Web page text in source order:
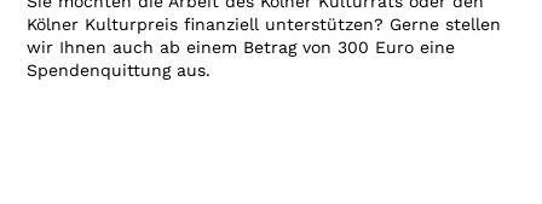
Kölner Kulturpreis finanziell unterstützen? Gerne stellen
wir Ihnen auch ab einem Betrag von 300 Euro eine
Spendenquittung aus.